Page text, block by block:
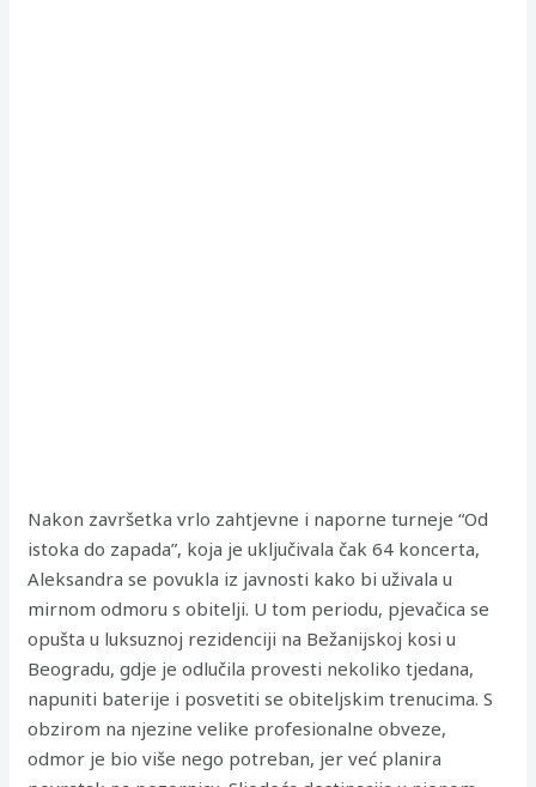
Nakon završetka vrlo zahtjevne i naporne turneje “Od
istoka do zapada”, koja je uključivala čak 64 koncerta,
Aleksandra se povukla iz javnosti kako bi uživala u
mirnom odmoru s obitelji. U tom periodu, pjevačica se
opušta u luksuznoj rezidenciji na Bežanijskoj kosi u
Beogradu, gdje je odlučila provesti nekoliko tjedana,
napuniti baterije i posvetiti se obiteljskim trenucima. S
obzirom na njezine velike profesionalne obveze,
odmor je bio više nego potreban, jer već planira